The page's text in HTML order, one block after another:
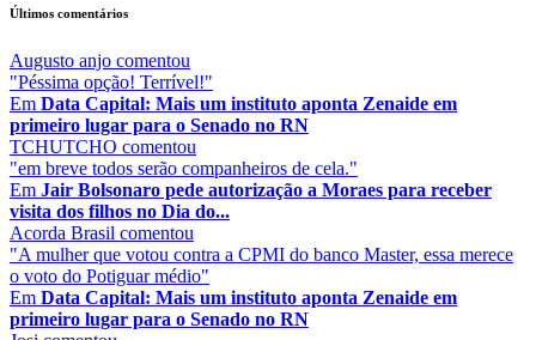
Últimos comentários
Augusto anjo comentou
"Péssima opção! Terrível!"
Em Data Capital: Mais um instituto aponta Zenaide em
primeiro lugar para o Senado no RN
TCHUTCHO comentou
"em breve todos serão companheiros de cela."
Em Jair Bolsonaro pede autorização a Moraes para receber
visita dos filhos no Dia do...
Acorda Brasil comentou
"A mulher que votou contra a CPMI do banco Master, essa merece
o voto do Potiguar médio"
Em Data Capital: Mais um instituto aponta Zenaide em
primeiro lugar para o Senado no RN